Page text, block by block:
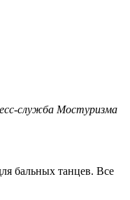
служба Мостуризма
бальных танцев. Все